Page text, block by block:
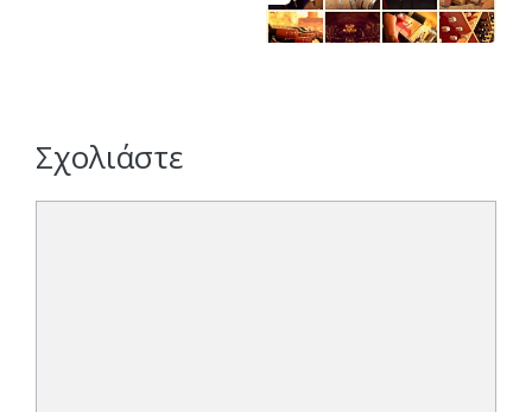
Σχολιάστε